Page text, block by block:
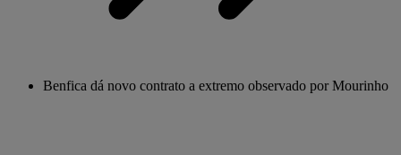
Benfica dá novo contrato a extremo observado por Mourinho